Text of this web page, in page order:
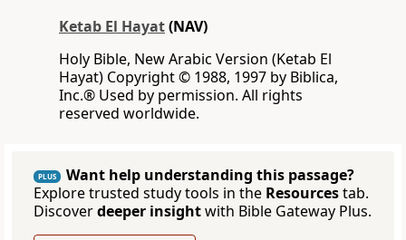
Ketab El Hayat(NAV)
Holy Bible, New Arabic Version (Ketab El
Hayat) Copyright © 1988, 1997 by Biblica,
Inc.® Used by permission. All rights
reserved worldwide.
PLUS
Want help understanding this passage?
Explore trusted study tools in the Resourcestab.
Discoverdeeper insightwith Bible Gateway Plus.